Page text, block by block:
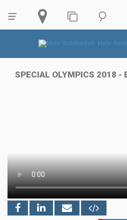
SPECIAL OLYMPICS 2018 -